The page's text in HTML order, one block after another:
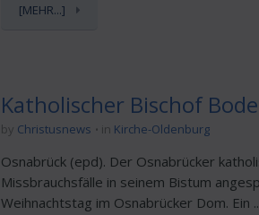
[MEHR...]
Katholischer Bischof
by Christusnews in Kirche-Oldenburg
Osnabrück (epd). Der Osnabrücker
Missbrauchsfälle in seinem Bistum
Weihnachtstag im Osnabrücker Dom. Ein